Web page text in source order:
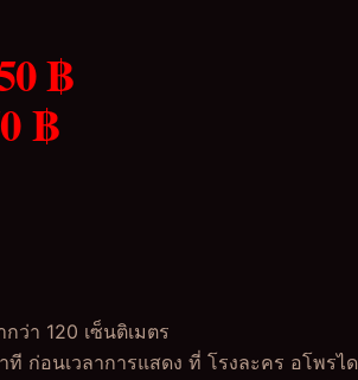
฿
฿
ว่า 120 เซ็นติเมตร
ก่อนเวลาการแสดง ที่ โรงละคร อโพรได